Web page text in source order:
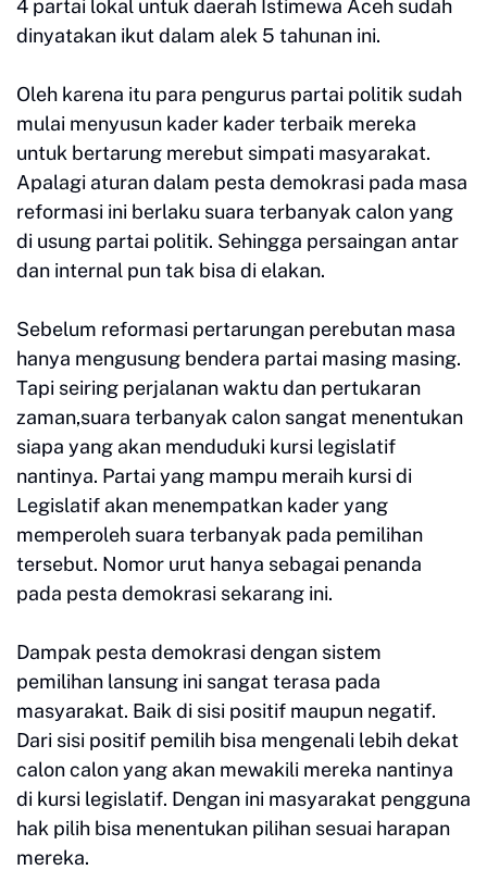
4 partai lokal untuk daerah Istimewa Aceh sudah
dinyatakan ikut dalam alek 5 tahunan ini.
Oleh karena itu para pengurus partai politik sudah
mulai menyusun kader kader terbaik mereka
untuk bertarung merebut simpati masyarakat.
Apalagi aturan dalam pesta demokrasi pada masa
reformasi ini berlaku suara terbanyak calon yang
di usung partai politik. Sehingga persaingan antar
dan internal pun tak bisa di elakan.
Sebelum reformasi pertarungan perebutan masa
hanya mengusung bendera partai masing masing.
Tapi seiring perjalanan waktu dan pertukaran
zaman,suara terbanyak calon sangat menentukan
siapa yang akan menduduki kursi legislatif
nantinya. Partai yang mampu meraih kursi di
Legislatif akan menempatkan kader yang
memperoleh suara terbanyak pada pemilihan
tersebut. Nomor urut hanya sebagai penanda
pada pesta demokrasi sekarang ini.
Dampak pesta demokrasi dengan sistem
pemilihan lansung ini sangat terasa pada
masyarakat. Baik di sisi positif maupun negatif.
Dari sisi positif pemilih bisa mengenali lebih dekat
calon calon yang akan mewakili mereka nantinya
di kursi legislatif. Dengan ini masyarakat pengguna
hak pilih bisa menentukan pilihan sesuai harapan
mereka.